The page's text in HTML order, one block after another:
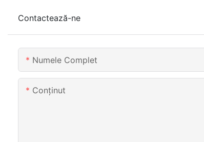
Contactează-ne
Numele Complet
Conţinut